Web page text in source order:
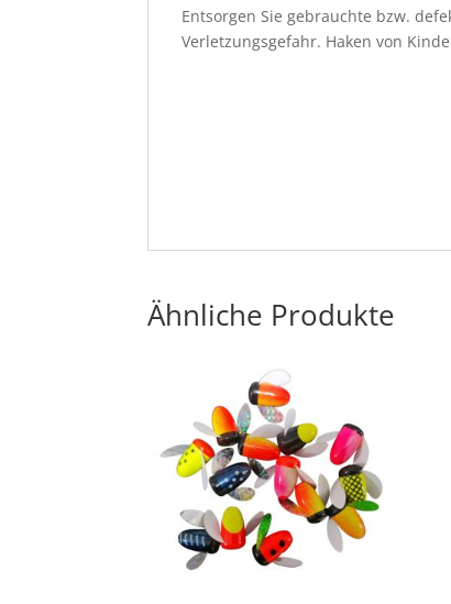
Entsorgen Sie gebrauchte bzw.
Verletzungsgefahr. Haken von
Ähnliche Produkte